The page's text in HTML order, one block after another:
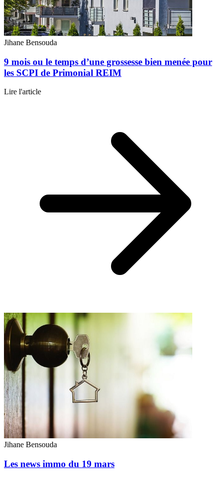
Jihane Bensouda
9 mois ou le temps d’une grossesse bien menée pour
les SCPI de Primonial REIM
Lire l'article
Jihane Bensouda
Les news immo du 19 mars